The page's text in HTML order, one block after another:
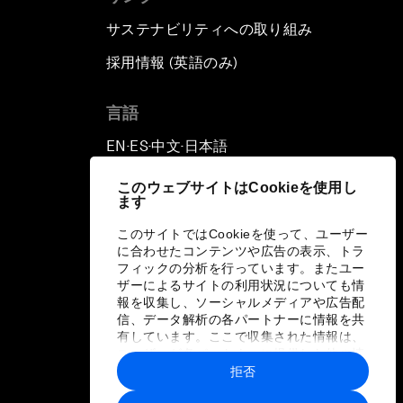
このウェブサイトはCookieを使用し
ます
このサイトではCookieを使って、ユーザー
に合わせたコンテンツや広告の表示、トラ
フィックの分析を行っています。またユー
ザーによるサイトの利用状況についても情
報を収集し、ソーシャルメディアや広告配
信、データ解析の各パートナーに情報を共
有しています。ここで収集された情報は、
ユーザーが各パートナーに提供した他の情
報や各パートナーのサービスを使用した際
に収集された情報と組み合わされ、各パー
拒否
サステナビリティへの取り組み
採用情報 (英語のみ)
言語
EN ▪ ES▪中文▪ 日本語